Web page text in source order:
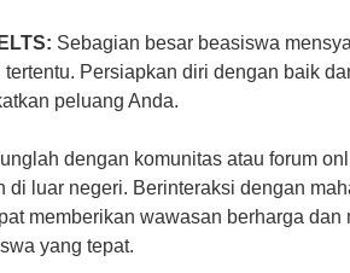
Sebagian besar beasiswa
Persiapkan diri dengan baik
peluang Anda.
dengan komunitas atau forum
di luar negeri. Berinteraksi dengan
memberikan wawasan berharga dan
yang tepat.